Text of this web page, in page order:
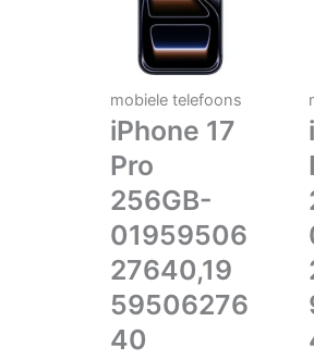
mobiele telefoons
iPhone 17
Pro
256GB-
01959506
27640,19
59506276
40